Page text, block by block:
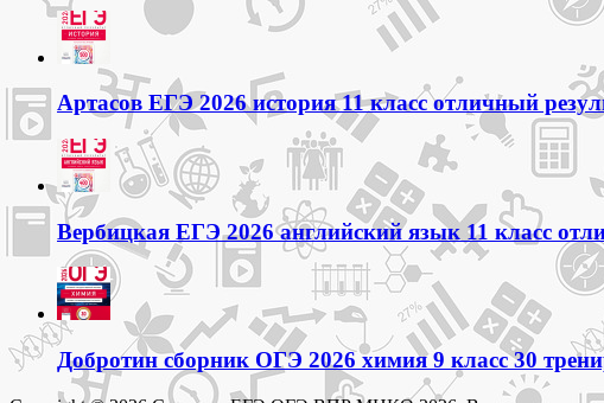
Артасов ЕГЭ 2026 история 11 класс отличный
Вербицкая ЕГЭ 2026 английский язык 11 класс
Добротин сборник ОГЭ 2026 химия 9 класс 30